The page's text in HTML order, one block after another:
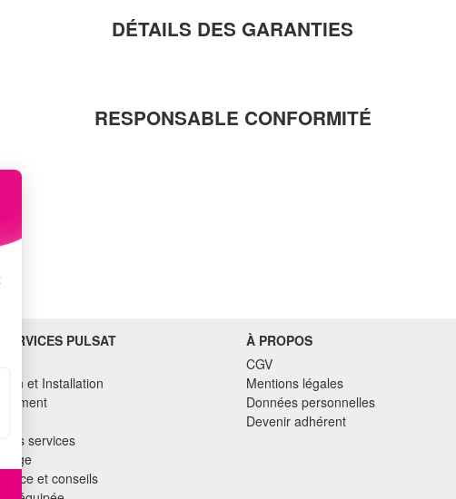
DÉTAILS DES GARANTIES
RESPONSABLE CONFORMITÉ
PULSAT
et Installation
nos services
et conseils
À PROPOS
CGV
Mentions légales
Données personnelles
Devenir adhérent